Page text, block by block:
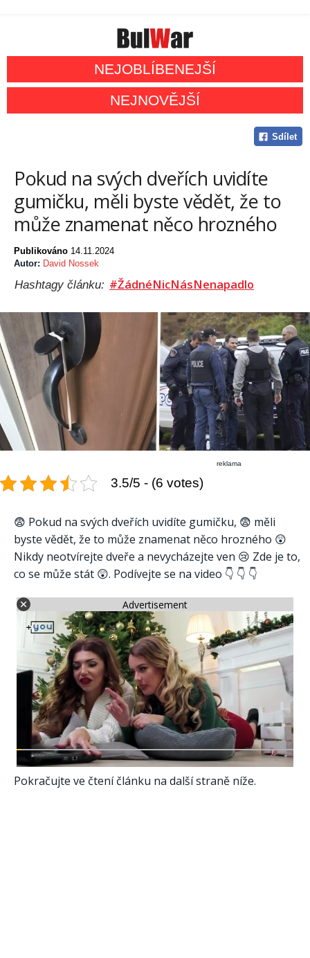
NEJOBLÍBENEJŠÍ
NEJNOVĚJŠÍ
Sdílet
Pokud na svých dveřích uvidíte
gumičku, měli byste vědět, že to
může znamenat něco hrozného
Publikováno 14.11.2024
Autor: David Nossek
Hashtagy článku: #ŽádnéNicNásNenapadlo
reklama
3.5/5 - (6 votes)
😨 Pokud na svých dveřích uvidíte gumičku, 😨 měli
byste vědět, že to může znamenat něco hrozného 😲
Nikdy neotvírejte dveře a nevycházejte ven 😢 Zde je to,
co se může stát 😲. Podívejte se na video 👇 👇 👇
Advertisement
Pokračujte ve čtení článku na další straně níže.